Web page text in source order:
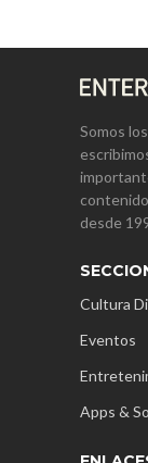
Somos
desde
Cultura
Eventos
Apps &